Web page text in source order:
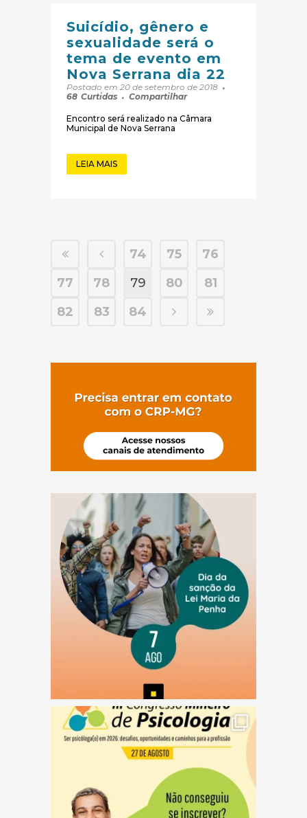
Suicídio, gênero e
sexualidade será o
tema de evento em
Nova Serrana dia 22
Postado em 20 de setembro de 2018
68 Curtidas Compartilhar
Encontro será realizado na Câmara
Municipal de Nova Serrana
LEIA MAIS
74 75
76
77
78 79 80
81
82
83 84